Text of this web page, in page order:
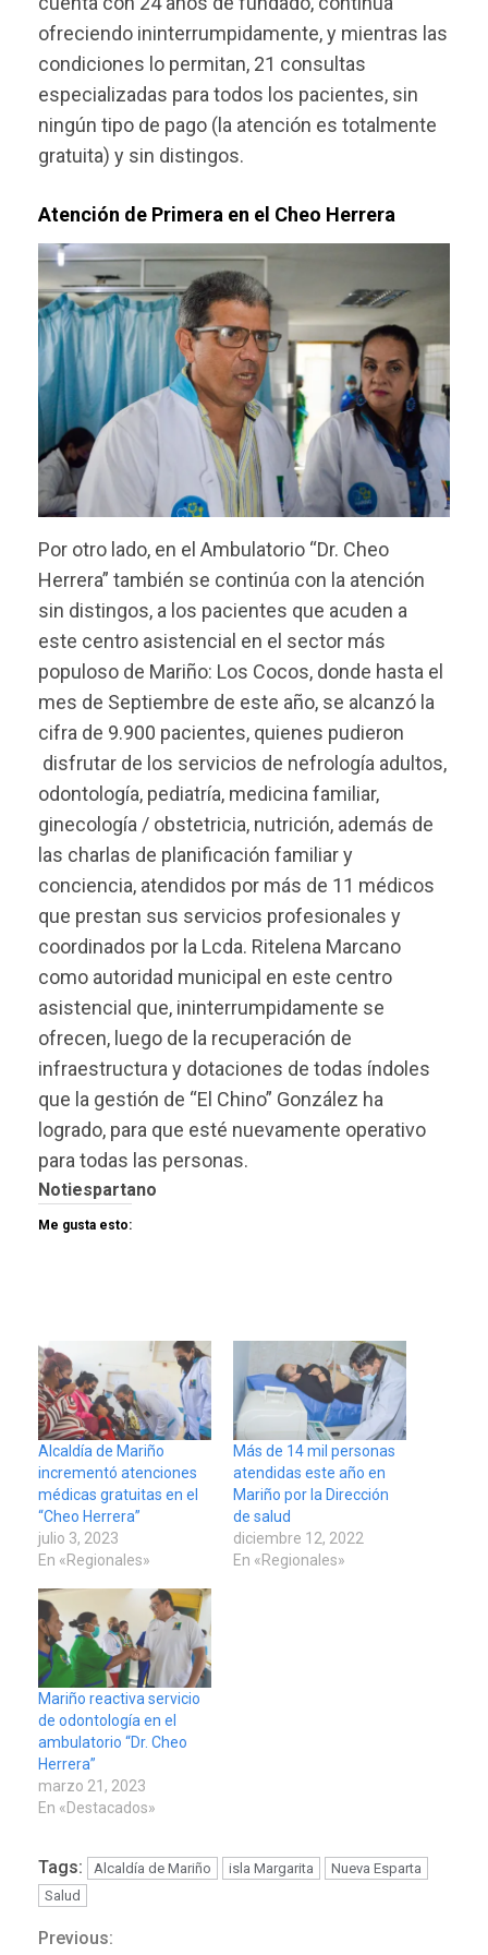
ofreciendo ininterrumpidamente, y mientras las
condiciones lo permitan, 21 consultas
especializadas para todos los pacientes, sin
ningún tipo de pago (la atención es totalmente
gratuita) y sin distingos.
Atención de Primera en el Cheo Herrera
Por otro lado, en el Ambulatorio “Dr. Cheo
Herrera” también se continúa con la atención
sin distingos, a los pacientes que acuden a
este centro asistencial en el sector más
populoso de Mariño: Los Cocos, donde hasta el
mes de Septiembre de este año, se alcanzó la
cifra de 9.900 pacientes, quienes pudieron
disfrutar de los servicios de nefrología adultos,
odontología, pediatría, medicina familiar,
ginecología / obstetricia, nutrición, además de
las charlas de planificación familiar y
conciencia, atendidos por más de 11 médicos
que prestan sus servicios profesionales y
coordinados por la Lcda. Ritelena Marcano
como autoridad municipal en este centro
asistencial que, ininterrumpidamente se
ofrecen, luego de la recuperación de
infraestructura y dotaciones de todas índoles
que la gestión de “El Chino” González ha
logrado, para que esté nuevamente operativo
para todas las personas.
Notiespartano
Me gusta esto:
Alcaldía de Mariño
incrementó atenciones
médicas gratuitas en el
“Cheo Herrera”
julio 3, 2023
En «Regionales»
Más de 14 mil personas
atendidas este año en
Mariño por la Dirección
de salud
diciembre 12, 2022
En «Regionales»
Mariño reactiva servicio
de odontología en el
ambulatorio “Dr. Cheo
Herrera”
marzo 21, 2023
En «Destacados»
Tags: Alcaldía de Mariño isla Margarita
Nueva Esparta
Salud
Previous: